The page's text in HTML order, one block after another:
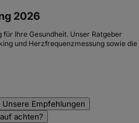
2026
für Ihre Gesundheit. Unser Ratgeber
und Herzfrequenzmessung sowie die
Empfehlungen
achten?